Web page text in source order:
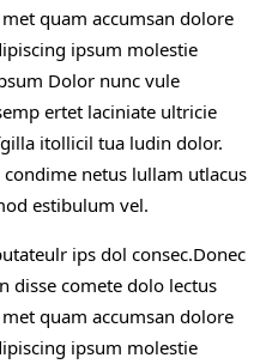
quam accumsan dolore
ipsum molestie
Dolor nunc vule
ertet laciniate ultricie
itollicil tua ludin dolor.
netus lullam utlacus
estibulum vel.
ips dol consec.Donec
disse comete dolo lectus
quam accumsan dolore
ipsum molestie